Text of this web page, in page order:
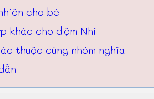
cho bé
khác cho đệm Nhi
thuộc cùng nhóm nghĩa